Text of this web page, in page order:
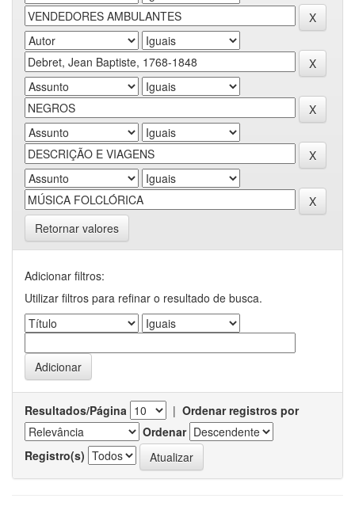
Retornar valores
Adicionar filtros:
Utilizar filtros para refinar o resultado de busca.
Resultados/Página | Ordenar registros por
Ordenar
Registro(s)